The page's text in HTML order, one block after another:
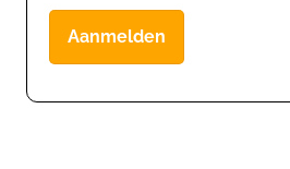
Aanmelden